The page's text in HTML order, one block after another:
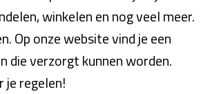
winkelen en nog veel meer.
Op onze website vind je een
die verzorgt kunnen worden.
regelen!